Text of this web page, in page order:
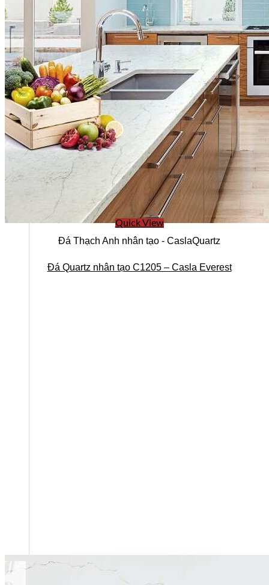
Ban lãnh đạo
Quick View
Đá Thạch Anh nhân tạo - CaslaQuartz
Đá Quartz nhân tạo C1205 – Casla Everest